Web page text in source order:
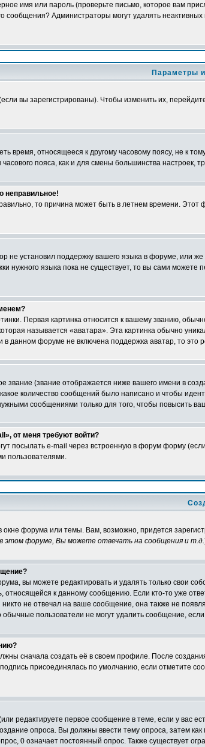
имя или пароль (проверьте письмо, которое вам
сообщения? Администраторы могут удалять
Параметры
вы зарегистрированы). Чтобы изменить их,
время, относящееся к другому часовому поясу, не к
пояса, как и для смены большинства настроек,
неправильное!
то причина может быть в летнем времени.
не установил поддержку вашего языка в форуме,
нужного языка пока не существует, то вы сами
Первая картинка относится к вашему званию,
называется «аватара». Эта картинка обычно
в данном форуме не включена поддержка аватар, то
(звание отображается ниже вашего имени в
количество сообщений было написано и чтобы
сообщениями только для того, чтобы повысить
от меня требуют войти?
посылать e-mail через встроенную в форум форму
пользователями.
окне форума или темы. Вам, возможно, придется
форуме, Вы можете отвечать на сообщения и т.д.
вы можете редактировать и удалять только свои
, относящейся к данному сообщению. Если кто-то уже
не отвечал на ваше сообщение, она также не
пользователи не могут удалить сообщение,
сначала создать её в своем профиле. После
присоединялась по умолчанию, если отметите
редактируете первое сообщение в теме, если у
опроса. Вы должны ввести тему опроса, затем
0 означает постоянный опрос. Также существует